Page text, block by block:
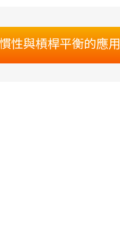
性與槓桿平衡的應用